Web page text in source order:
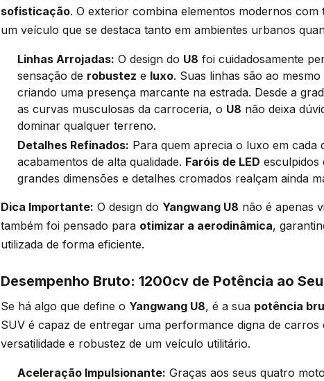
sofisticação. O exterior combina elementos modernos
um veículo que se destaca tanto em ambientes urbanos
Linhas Arrojadas: O design do U8 foi cuidadosamente
sensação de robustez e luxo. Suas linhas são ao
criando uma presença marcante na estrada. Desde a
as curvas musculosas da carroceria, o U8 não deixa
dominar qualquer terreno.
Detalhes Refinados: Para quem aprecia o luxo em cada
acabamentos de alta qualidade. Faróis de LED esculpidos
grandes dimensões e detalhes cromados realçam ainda
Dica Importante: O design do Yangwang U8 não é apenas
também foi pensado para otimizar a aerodinâmica,
utilizada de forma eficiente.
Desempenho Bruto: 1200cv de Potência ao
Se há algo que define o Yangwang U8, é a sua potência
SUV é capaz de entregar uma performance digna de
versatilidade e robustez de um veículo utilitário.
Aceleração Impulsionante: Graças aos seus quatro